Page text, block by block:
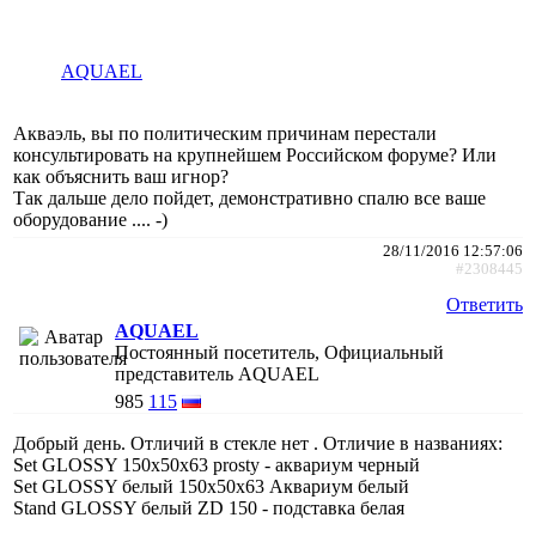
AQUAEL
Акваэль, вы по политическим причинам перестали
консультировать на крупнейшем Российском форуме? Или
как объяснить ваш игнор?
Так дальше дело пойдет, демонстративно спалю все ваше
оборудование .... -)
28/11/2016 12:57:06
#2308445
Ответить
AQUAEL
Постоянный посетитель, Официальный
представитель AQUAEL
985 115
Добрый день. Отличий в стекле нет . Отличие в названиях:
Set GLOSSY 150x50x63 prosty - аквариум черный
Set GLOSSY белый 150x50x63 Аквариум белый
Stand GLOSSY белый ZD 150 - подставка белая